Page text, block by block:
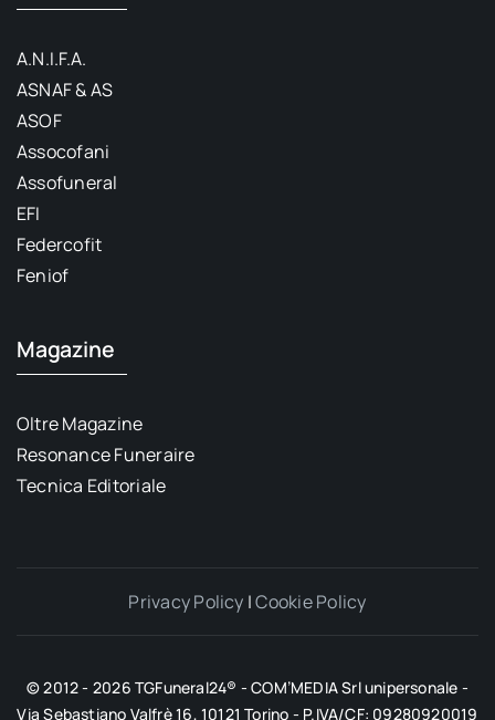
A.N.I.F.A.
ASNAF & AS
ASOF
Assocofani
Assofuneral
EFI
Federcofit
Feniof
Magazine
Oltre Magazine
Resonance Funeraire
Tecnica Editoriale
Privacy Policy |Cookie Policy
© 2012 - 2026 TGFuneral24® - COM’MEDIA Srl unipersonale -
Via Sebastiano Valfrè 16, 10121 Torino - P.IVA/CF: 09280920019